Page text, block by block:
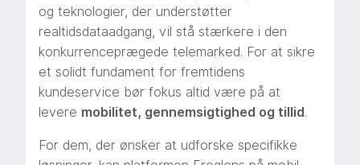
og teknologier, der understøtter
realtidsdataadgang, vil stå stærkere i den
konkurrenceprægede telemarked. For at sikre
et solidt fundament for fremtidens
kundeservice bør fokus altid være på at
levere mobilitet, gennemsigtighed og tillid.
For dem, der ønsker at udforske specifikke